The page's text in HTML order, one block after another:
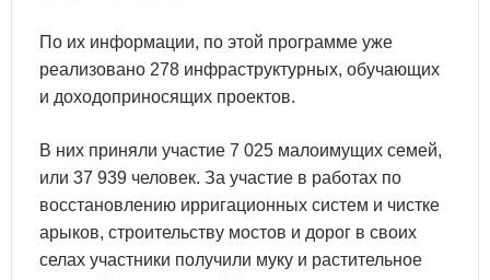
По их информации, по этой программе уже
реализовано 278 инфраструктурных, обучающих
и доходоприносящих проектов.
В них приняли участие 7 025 малоимущих семей,
или 37 939 человек. За участие в работах по
восстановлению ирригационных систем и чистке
арыков, строительству мостов и дорог в своих
селах участники получили муку и растительное